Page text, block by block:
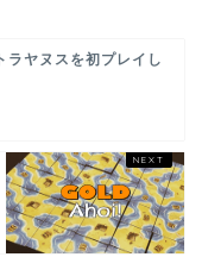
ヤヌスを初プレイし